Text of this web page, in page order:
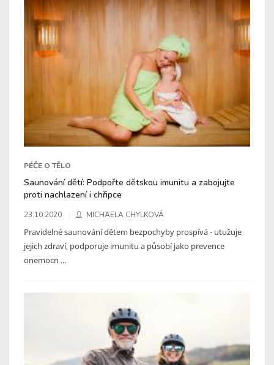
PÉČE O TĚLO
Saunování dětí: Podpořte dětskou imunitu a zabojujte
proti nachlazení i chřipce
23.10.2020 MICHAELA CHYLKOVÁ
Pravidelné saunování dětem bezpochyby prospívá - utužuje
jejich zdraví, podporuje imunitu a působí jako prevence
onemocn ...